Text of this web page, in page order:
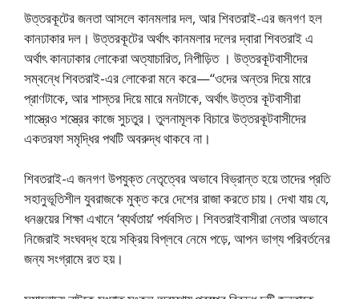
উত্তরকূটের জনতা আসলে কানমলার দল, আর শিবতরাই-এর জনগণ হল
কানঢাকার দল। উত্তরকূটের অর্থাৎ কানমলার দলের দ্বারা শিবতরাই এ
অর্থাৎ কানঢাকার লোকেরা অত্যাচারিত, নিপীড়িত । উত্তরকূটবাসীদের
সম্বন্ধে শিবতরাই-এর লোকেরা মনে করে—“ওদের অন্তর দিয়ে মারে
প্রাণটাকে, আর শাস্তর দিয়ে মারে মনটাকে, অর্থাৎ উত্তর কূটবাসীরা
শাস্ত্রেও শস্ত্রের কাজে সুচতুর। তুলনামূলক বিচারে উত্তরকূটবাসীদের
একতরফা সমৃদ্ধির পথটি অবরুদ্ধ থাকবে না।
শিবতরাই-এ জনগণ উপযুক্ত নেতৃত্বের অভাবে বিভ্রান্ত হয়ে তাদের প্রতি
সহানুভূতিশীল যুবরাজকে মুক্ত করে দেশের রাজা করতে চায়। দেখা যায় যে,
ধনঞ্জয়ের শিক্ষা এখানে ‘ব্যর্থতায়’ পর্যবসিত। শিবতরাইবাসীরা নেতার অভাবে
নিজেরাই সংঘবদ্ধ হয়ে সক্রিয় বিপ্লবে নেমে পড়ে, আপন ভাগ্য পরিবর্তনের
জন্য সংগ্রামে রত হয়।